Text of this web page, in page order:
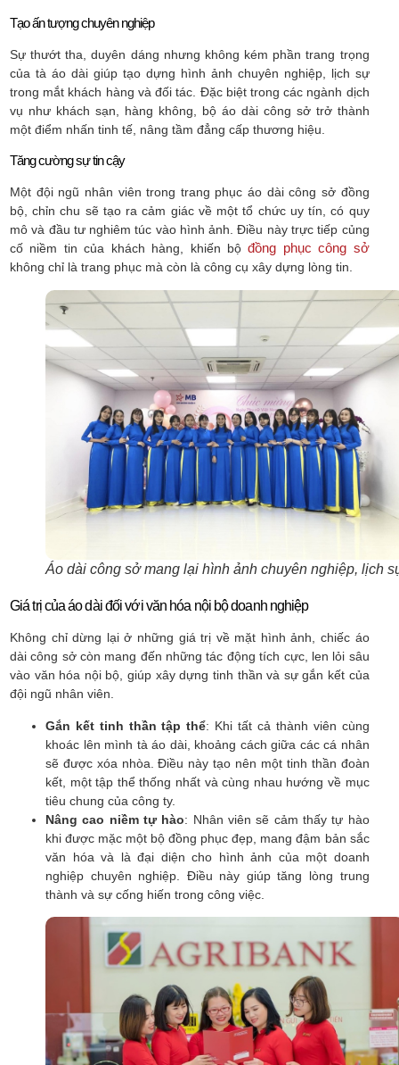
Tạo ấn tượng chuyên nghiệp
Sự thướt tha, duyên dáng nhưng không kém phần trang trọng
của tà áo dài giúp tạo dựng hình ảnh chuyên nghiệp, lịch sự
trong mắt khách hàng và đối tác. Đặc biệt trong các ngành dịch
vụ như khách sạn, hàng không, bộ áo dài công sở trở thành
một điểm nhấn tinh tế, nâng tầm đẳng cấp thương hiệu.
Tăng cường sự tin cậy
Một đội ngũ nhân viên trong trang phục áo dài công sở đồng
bộ, chỉn chu sẽ tạo ra cảm giác về một tổ chức uy tín, có quy
mô và đầu tư nghiêm túc vào hình ảnh. Điều này trực tiếp củng
cố niềm tin của khách hàng, khiến bộđồng phục công sở
không chỉ là trang phục mà còn là công cụ xây dựng lòng tin.
Áo dài công sở mang lại hình ảnh chuyên nghiệp, lịch
Giá trị của áo dài đối với văn hóa nội bộ doanh nghiệp
Không chỉ dừng lại ở những giá trị về mặt hình ảnh, chiếc áo
dài công sở còn mang đến những tác động tích cực, len lỏi sâu
vào văn hóa nội bộ, giúp xây dựng tinh thần và sự gắn kết của
đội ngũ nhân viên.
Gắn kết tinh thần tập thể: Khi tất cả thành viên cùng
khoác lên mình tà áo dài, khoảng cách giữa các cá nhân
sẽ được xóa nhòa. Điều này tạo nên một tinh thần đoàn
kết, một tập thể thống nhất và cùng nhau hướng về mục
tiêu chung của công ty.
Nâng cao niềm tự hào: Nhân viên sẽ cảm thấy tự hào
khi được mặc một bộ đồng phục đẹp, mang đậm bản sắc
văn hóa và là đại diện cho hình ảnh của một doanh
nghiệp chuyên nghiệp. Điều này giúp tăng lòng trung
thành và sự cống hiến trong công việc.